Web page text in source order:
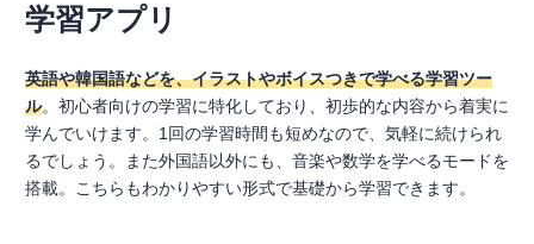
学習アプリ
英語や韓国語などを、イラストやボイスつきで学べる学習ツー
ル。初心者向けの学習に特化しており、初歩的な内容から着実に
学んでいけます。1回の学習時間も短めなので、気軽に続けられ
るでしょう。また外国語以外にも、音楽や数学を学べるモードを
搭載。こちらもわかりやすい形式で基礎から学習できます。